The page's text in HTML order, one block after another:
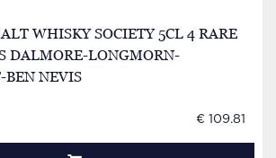
WHISKY SOCIETY 5CL 4 RARE
DALMORE-LONGMORN-
BEN NEVIS
€ 109.81